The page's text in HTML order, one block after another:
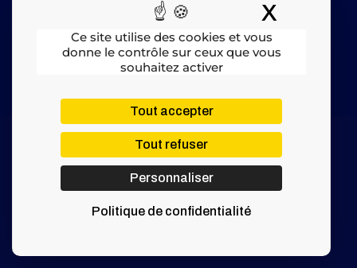
Ce site utilise des cookies et vous
donne le contrôle sur ceux que vous
souhaitez activer
Tout accepter
Tout refuser
Personnaliser
Politique de confidentialité
X